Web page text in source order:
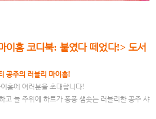
이홈 코디북: 붙였다 떼었다!> 도서
공주의 러블리 마이홈!
홈에 여러분을 초대합니다!
고 늘 주위에 하트가 퐁퐁 샘솟는 러블리한 공주 샤